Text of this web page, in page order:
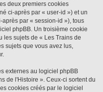
deux premiers cookies
ci-après par « user-id ») et un
par « session-id »), tous
phpBB. Un troisième cookie
les sujets de « Les Trains de
sujets que vous avez lus,
externes au logiciel phpBB
de l'Histoire ». Ceux-ci sortent du
cookies créés par le logiciel